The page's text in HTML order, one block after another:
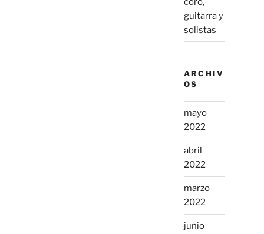
guitarra y
solistas
ARCHIV
OS
mayo
2022
abril
2022
marzo
2022
junio